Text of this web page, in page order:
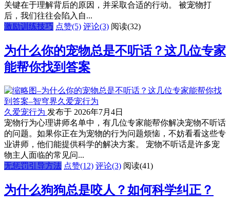
关键在于理解背后的原因，并采取合适的行动。 被宠物打
后，我们往往会陷入自...
激励训练技巧 点赞(5) 评论(3) 阅读(32)
为什么你的宠物总是不听话？这几位专家
能帮你找到答案
久爱宠行为 发布于 2026年7月4日
宠物行为心理讲师名单中，有几位专家能帮你解决宠物不听话
的问题。如果你正在为宠物的行为问题烦恼，不妨看看这些专
业讲师，他们能提供科学的解决方案。 宠物不听话是许多宠
物主人面临的常见问...
无惩罚引导方法 点赞(12) 评论(3) 阅读(41)
为什么狗狗总是咬人？如何科学纠正？